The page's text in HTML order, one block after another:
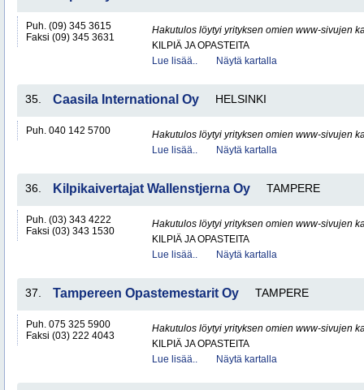
Puh. (09) 345 3615
Faksi (09) 345 3631
Hakutulos löytyi yrityksen omien www-sivujen
KILPIÄ JA OPASTEITA
Lue lisää..
Näytä kartalla
35. Caasila International Oy HELSINKI
Puh. 040 142 5700
Hakutulos löytyi yrityksen omien www-sivujen
Lue lisää..
Näytä kartalla
36. Kilpikaivertajat Wallenstjerna Oy TAMPERE
Puh. (03) 343 4222
Faksi (03) 343 1530
Hakutulos löytyi yrityksen omien www-sivujen
KILPIÄ JA OPASTEITA
Lue lisää..
Näytä kartalla
37. Tampereen Opastemestarit Oy TAMPERE
Puh. 075 325 5900
Faksi (03) 222 4043
Hakutulos löytyi yrityksen omien www-sivujen
KILPIÄ JA OPASTEITA
Lue lisää..
Näytä kartalla